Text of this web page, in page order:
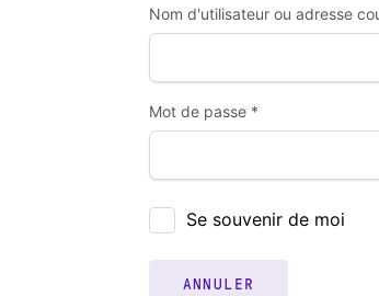
Nom d'utilisateur ou adresse
Mot de passe *
Se souvenir de moi
ANNULER